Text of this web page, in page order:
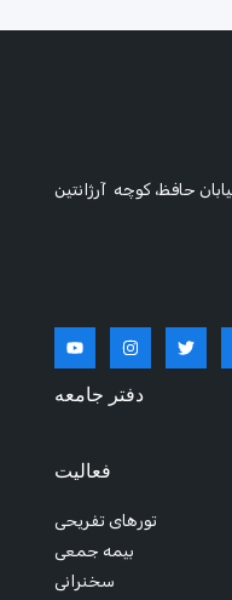
حافظ، کوچه آرژانتین
دفتر جامعه
فعالیت
تورهای تفریحی
بیمه جمعی
سخنرانی